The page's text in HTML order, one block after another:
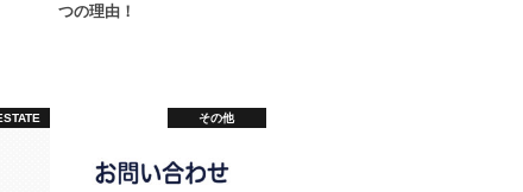
つの理由！
その他